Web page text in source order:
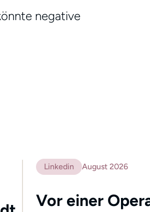
negative
Linkedin August 2026
Vor einer